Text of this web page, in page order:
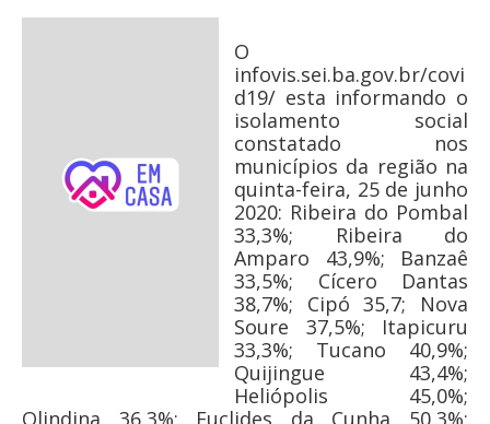
O
infovis.sei.ba.gov.br/covi
d19/ esta informando o
isolamento social
constatado nos
municípios da região na
quinta-feira, 25 de junho
2020: Ribeira do Pombal
33,3%; Ribeira do
Amparo 43,9%; Banzaê
33,5%; Cícero Dantas
38,7%; Cipó 35,7; Nova
Soure 37,5%; Itapicuru
33,3%; Tucano 40,9%;
Quijingue 43,4%;
Heliópolis 45,0%;